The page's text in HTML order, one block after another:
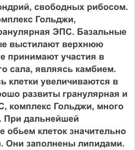
свободных рибосом.
Гольджи,
ЭПС. Базальные
выстилают верхнюю
принимают участия в
сала, являясь камбием.
клетки увеличиваются в
развиты гранулярная и
комплекс Гольджи, много
При дальнейшей
клеток значительно
Они заполнены липидами.